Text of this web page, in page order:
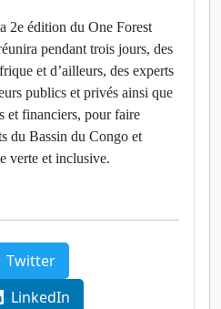
2e édition du One Forest
pendant trois jours, des
et d’ailleurs, des experts
publics et privés ainsi que
et financiers, pour faire
du Bassin du Congo et
verte et inclusive.
Twitter
LinkedIn